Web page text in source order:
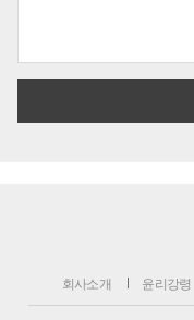
회사소개 윤리강령